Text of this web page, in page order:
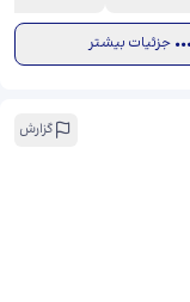
جزئیات بیشتر
گزارش